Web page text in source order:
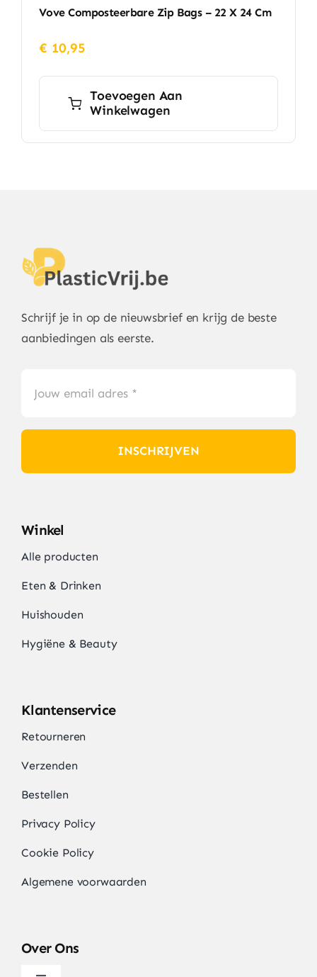
Vove Composteerbare Zip Bags – 22 X 24 Cm
€ 10,95
Toevoegen Aan
Winkelwagen
Schrijf je in op de nieuwsbrief en krijg de beste
aanbiedingen als eerste.
INSCHRIJVEN
Winkel
Alle producten
Eten & Drinken
Huishouden
Hygiëne & Beauty
Klantenservice
Retourneren
Verzenden
Bestellen
Privacy Policy
Cookie Policy
Algemene voorwaarden
Over Ons